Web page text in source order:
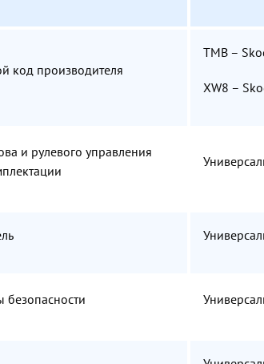
код производителя
TMB –
XW8 –
и рулевого управления
безопасности